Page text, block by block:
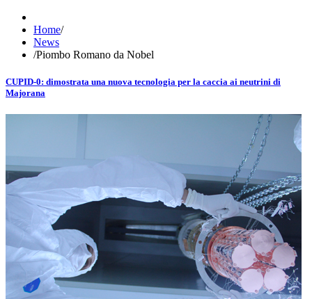
Home/
News
/Piombo Romano da Nobel
CUPID-0: dimostrata una nuova tecnologia per la caccia ai neutrini di
Majorana